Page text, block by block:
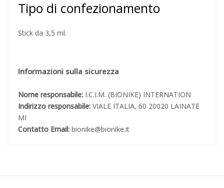
Tipo di confezionamento
Stick da 3,5 ml.
Informazioni sulla sicurezza
Nome responsabile: I.C.I.M. (BIONIKE) INTERNATION
Indirizzo responsabile: VIALE ITALIA, 60 20020 LAINATE
MI
Contatto Email: bionike@bionike.it